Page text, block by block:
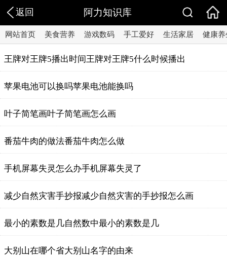
返回 阿力知识库
网站首页 美食营养 游戏数码 手工爱好 生活家居 健康养
王牌对王牌5播出时间王牌对王牌5什么时候播出
苹果电池可以换吗苹果电池能换吗
叶子简笔画叶子简笔画怎么画
番茄牛肉的做法番茄牛肉怎么做
手机屏幕失灵怎么办手机屏幕失灵了
减少自然灾害手抄报减少自然灾害的手抄报怎么画
最小的素数是几自然数中最小的素数是几
大别山在哪个省大别山名字的由来